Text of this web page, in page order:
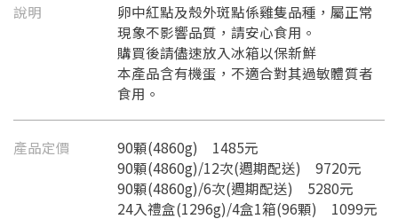
說明
卵中紅點及殼外斑點係雞隻品種，屬正常
現象不影響品質，請安心食用。
購買後請儘速放入冰箱以保新鮮
本產品含有機蛋，不適合對其過敏體質者
食用。
產品定價
90顆(4860g) 1485元
90顆(4860g)/12次(週期配送) 9720元
90顆(4860g)/6次(週期配送) 5280元
24入禮盒(1296g)/4盒1箱(96顆) 1099元